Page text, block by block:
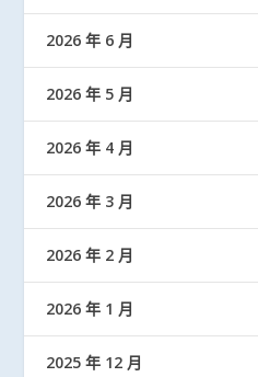
2026 年 6 月
2026 年 5 月
2026 年 4 月
2026 年 3 月
2026 年 2 月
2026 年 1 月
2025 年 12 月